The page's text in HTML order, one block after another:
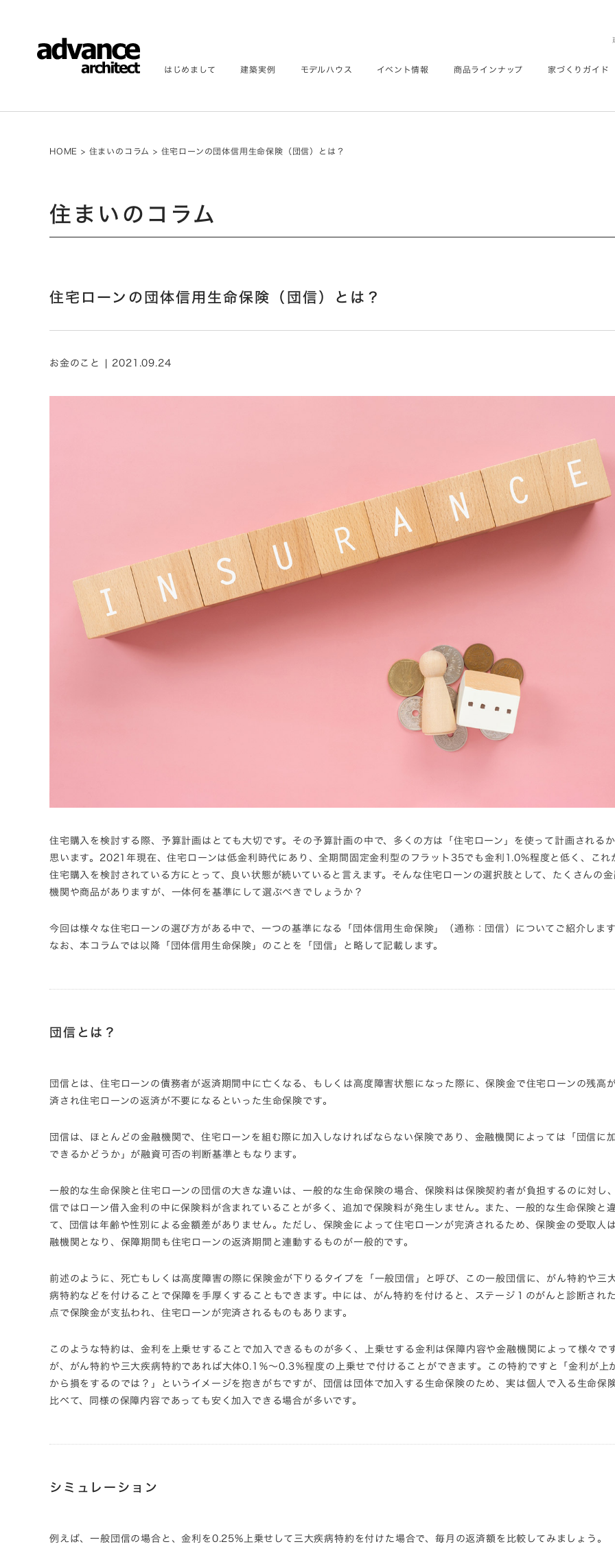
はじめまして 建築実例 モデルハウス イベント情報 商品ラインナップ 家づくりガイド
HOME > 住まいのコラム > 住宅ローンの団体信用生命保険（団信）とは？
住まいのコラム
住宅ローンの団体信用生命保険（団信）とは？
お金のこと | 2021.09.24
住宅購入を検討する際、予算計画はとても大切です。その予算計画の中で、多くの方は「住宅ローン」を使って計画される
思います。2021年現在、住宅ローンは低金利時代にあり、全期間固定金利型のフラット35でも金利1.0%程度と低く、これ
住宅購入を検討されている方にとって、良い状態が続いていると言えます。そんな住宅ローンの選択肢として、たくさんの金
機関や商品がありますが、一体何を基準にして選ぶべきでしょうか？
今回は様々な住宅ローンの選び方がある中で、一つの基準になる「団体信用生命保険」（通称：団信）についてご紹介します
なお、本コラムでは以降「団体信用生命保険」のことを「団信」と略して記載します。
団信とは？
団信とは、住宅ローンの債務者が返済期間中に亡くなる、もしくは高度障害状態になった際に、保険金で住宅ローンの残高
済され住宅ローンの返済が不要になるといった生命保険です。
団信は、ほとんどの金融機関で、住宅ローンを組む際に加入しなければならない保険であり、金融機関によっては「団信に
できるかどうか」が融資可否の判断基準ともなります。
一般的な生命保険と住宅ローンの団信の大きな違いは、一般的な生命保険の場合、保険料は保険契約者が負担するのに対し
信ではローン借入金利の中に保険料が含まれていることが多く、追加で保険料が発生しません。また、一般的な生命保険と
て、団信は年齢や性別による金額差がありません。ただし、保険金によって住宅ローンが完済されるため、保険金の受取人
融機関となり、保障期間も住宅ローンの返済期間と連動するものが一般的です。
前述のように、死亡もしくは高度障害の際に保険金が下りるタイ プを「一般団信」と呼び、
この一般団信に、がん特約や三
病特約などを付けることで保障を 手厚くすることもできます。中には、がん特約を付けると、
ステージ１のがんと診断され
点で保険金が支払われ、 住宅ローンが完済されるものもあります。
このような特約は、金利を上乗せすることで加入できるものが多く、
上乗せする金利は保障内容や金融機関によって様々で
が、 がん特約や三大疾病特約であれば大体0.1％～0.3％程度の上乗せで付けることができます。この特約ですと「金利が上
から損をするのでは？」
というイメージを抱きがちですが、 団信は団体で加入する生命保険のため、 実は個人で入る生命保
比べて、
同様の保障内容であっても安く加入できる場合が多いです。
シミュレーション
例えば、一般団信の場合と、金利を0.25%上乗せして三大疾病特約を付けた場合で、毎月の返済額を比較してみましょう。